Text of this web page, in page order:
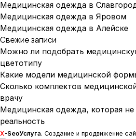
Медицинская одежда в
Медицинская одежда в Яровом
Медицинская одежда в Алейске
Свежие записи
Можно ли подобрать
цветотипу
Какие модели медицинской
Сколько комплектов
врачу
Медицинская одежда, которая
реальность
X-SeoУслуга. Создание и продвижение